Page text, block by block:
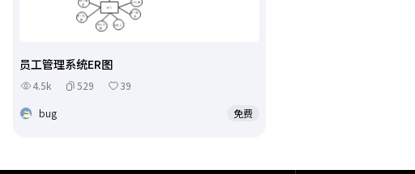
员工管理系统ER图
4.5k 529
39
bug
免费